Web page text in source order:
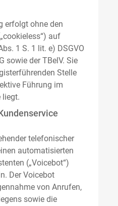
erfolgt ohne den
auf
1 S. 1 lit. e) DSGVO
sowie der TBelV. Sie
Stelle
Führung im
liegt.
telefonischer
automatisierten
(„Voicebot“)
Der Voicebot
von Anrufen,
sowie die